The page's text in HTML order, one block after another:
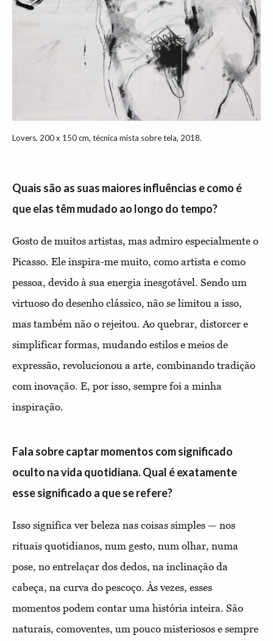
Lovers, 200 x 150 cm, técnica mista sobre tela, 2018.
Quais são as suas maiores influências e como é
que elas têm mudado ao longo do tempo?
Gosto de muitos artistas, mas admiro especialmente o
Picasso. Ele inspira-me muito, como artista e como
pessoa, devido à sua energia inesgotável. Sendo um
virtuoso do desenho clássico, não se limitou a isso,
mas também não o rejeitou. Ao quebrar, distorcer e
simplificar formas, mudando estilos e meios de
expressão, revolucionou a arte, combinando tradição
com inovação. E, por isso, sempre foi a minha
inspiração.
Fala sobre captar momentos com significado
oculto na vida quotidiana. Qual é exatamente
esse significado a que se refere?
Isso significa ver beleza nas coisas simples — nos
rituais quotidianos, num gesto, num olhar, numa
pose, no entrelaçar dos dedos, na inclinação da
cabeça, na curva do pescoço. Às vezes, esses
momentos podem contar uma história inteira. São
naturais, comoventes, um pouco misteriosos e sempre